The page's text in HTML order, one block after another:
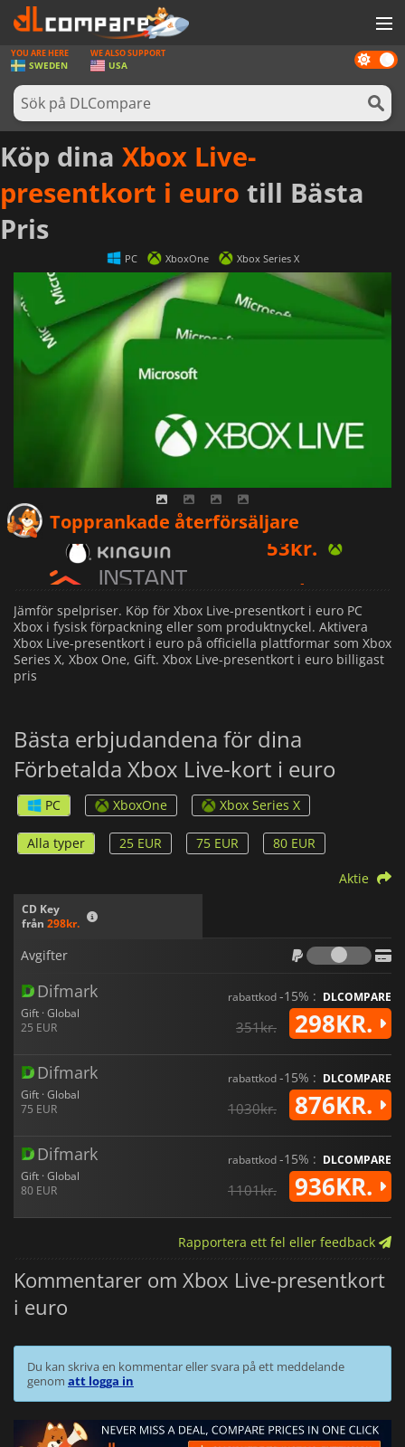
SPEL
SPELKORT
PROGRAMVARA
REWARDS
HÅRDVARA
NYHETER
LOGGA IN ELLER REGISTRERA DIG
Dark
mode
YOU ARE HERE
SWEDEN
WE ALSO SUPPORT
USA
Köp dina Xbox Live-
presentkort i euro till Bästa
Pris
PC XboxOne Xbox Series X
Topprankade återförsäljare
53kr.
49kr.
Jämför spelpriser. Köp för Xbox Live-presentkort i euro PC
Xbox i fysisk förpackning eller som produktnyckel. Aktivera
Xbox Live-presentkort i euro på officiella plattformar som Xbox
Series X, Xbox One, Gift. Xbox Live-presentkort i euro billigast
pris
Bästa erbjudandena för dina
Förbetalda Xbox Live-kort i euro
PC XboxOne Xbox Series X
Alla typer 25 EUR 75 EUR 80 EUR
CD Key
från 298kr.
Aktie
Avgifter
Difmark
Gift · Global
25 EUR
rabattkod-15% : DLCOMPARE
351kr. 298KR.
Difmark
Gift · Global
75 EUR
rabattkod-15% : DLCOMPARE
1030kr. 876KR.
Difmark
Gift · Global
80 EUR
rabattkod-15% : DLCOMPARE
1101kr. 936KR.
Rapportera ett fel eller feedback
Kommentarer om Xbox Live-presentkort
i euro
Du kan skriva en kommentar eller svara på ett meddelande
genom att logga in